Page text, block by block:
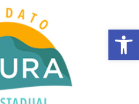
Abrir